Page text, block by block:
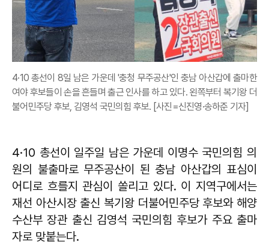
4·10 총선이 8일 남은 가운데 '충청 무주공산'인 충남 아산갑에 출마한
여야 후보들이 손을 흔들며 출근 인사를 하고 있다. 왼쪽부터 복기왕 더
불어민주당 후보, 김영석 국민의힘 후보. [사진=신진영·송하준 기자]
4·10 총선이 일주일 남은 가운데 이명수 국민의힘 의
원의 불출마로 무주공산이 된 충남 아산갑의 표심이
어디로 흐를지 관심이 쏠리고 있다. 이 지역구에서는
재선 아산시장 출신 복기왕 더불어민주당 후보와 해양
수산부 장관 출신 김영석 국민의힘 후보가 주요 출마
자로 맞붙는다.